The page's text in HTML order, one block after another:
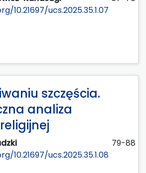
10.21697/ucs.2025.35.1.07
szczęścia.
analiza
79-88
10.21697/ucs.2025.35.1.08